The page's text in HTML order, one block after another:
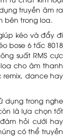
truyền âm ra
bên trong loa.
kéo và đẩy đi
bose 6 tấc 8018
suất RMS cực
cho âm thanh
remix, dance hay
dụng trong nghe
là lựa chọn tốt
hỏi cưới hay
có thể truyền